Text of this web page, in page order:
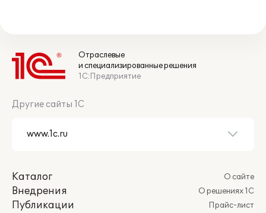
Отраслевые
и специализированные решения
1С:Предприятие
Другие сайты 1С
Каталог
Внедрения
Публикации
О сайте
О решениях 1С
Прайс-лист